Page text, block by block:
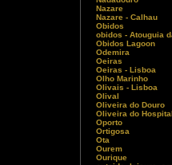
Nazare
Nazare - Calhau
Obidos
obidos - Atouguia
Obidos Lagoon
Odemira
Oeiras
Oeiras - Lisboa
Olho Marinho
Olivais - Lisboa
Olival
Oliveira do Douro
Oliveira do Hospital
Oporto
Ortigosa
Ota
Ourem
Ourique